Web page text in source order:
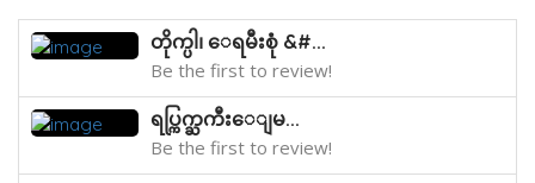
တိုက္ပါ၊ ေရမီးစုံ &#...
Be the first to review!
ရပ္ကြက္ႀကီးေျမ...
Be the first to review!